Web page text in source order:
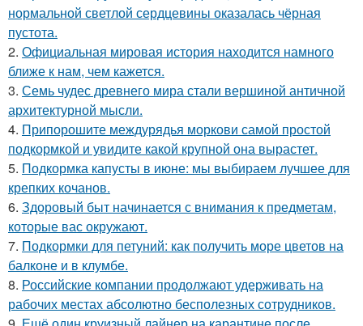
нормальной светлой сердцевины оказалась чёрная
пустота.
2. Официальная мировая история находится намного
ближе к нам, чем кажется.
3. Семь чудес древнего мира стали вершиной античной
архитектурной мысли.
4. Припорошите междурядья моркови самой простой
подкормкой и увидите какой крупной она вырастет.
5. Подкормка капусты в июне: мы выбираем лучшее для
крепких кочанов.
6. Здоровый быт начинается с внимания к предметам,
которые вас окружают.
7. Подкормки для петуний: как получить море цветов на
балконе и в клумбе.
8. Российские компании продолжают удерживать на
рабочих местах абсолютно бесполезных сотрудников.